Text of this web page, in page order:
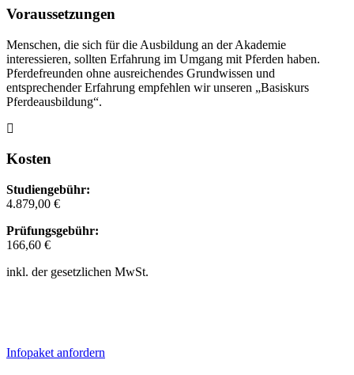
Voraussetzungen
Menschen, die sich für die Ausbildung an der Akademie
interessieren, sollten Erfahrung im Umgang mit Pferden haben.
Pferdefreunden ohne ausreichendes Grundwissen und
entsprechender Erfahrung empfehlen wir unseren „Basiskurs
Pferdeausbildung“.
Kosten
Studiengebühr:
4.879,00 €
Prüfungsgebühr:
166,60 €
inkl. der gesetzlichen MwSt.
Infopaket anfordern